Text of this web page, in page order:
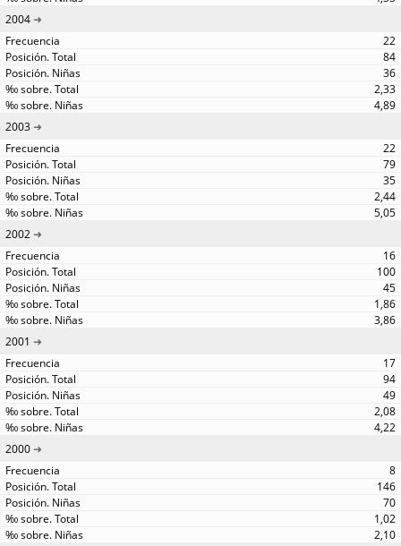
2004
22
84
36
2,33
4,89
2003
22
79
35
2,44
5,05
2002
16
100
45
1,86
3,86
2001
17
94
49
2,08
4,22
2000
8
146
70
1,02
2,10